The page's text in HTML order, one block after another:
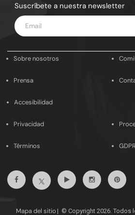
Suscríbete a nuestra newsletter
Introduce
tu
Sobre nosotros
Prensa
Accesibilidad
Privacidad
Términos
FacebookTwitterYoutubeInstagram
Mapa del sitio | © Copyright 2026. Todos